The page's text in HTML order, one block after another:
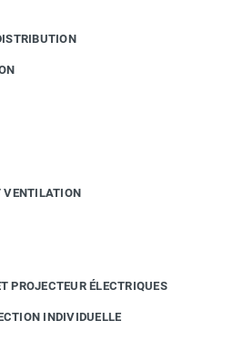
VENTILATION
PROJECTEUR ÉLECTRIQUES
INDIVIDUELLE